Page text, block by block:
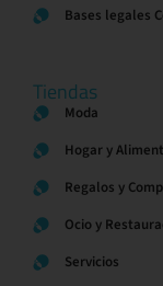
Bases legales
Tiendas
Moda
Hogar y
Regalos y
Ocio y
Servicios